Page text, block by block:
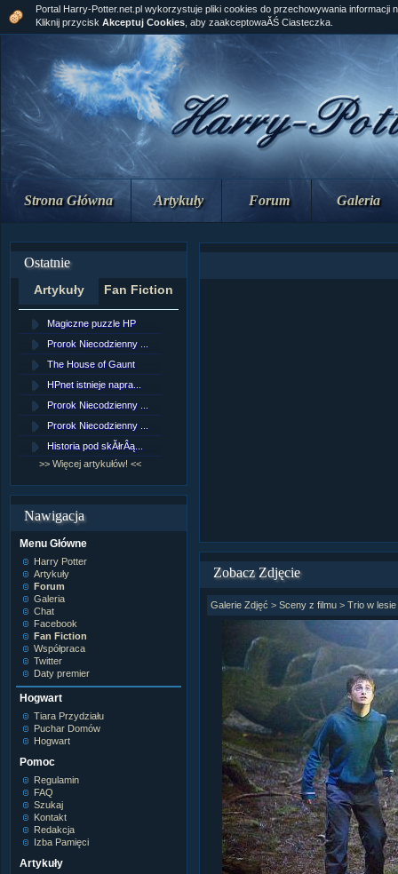
Strona Główna Artykuły Forum Galeria
Ostatnie
Artykuły Fan Fiction
Magiczne puzzle HP
Prorok Niecodzienny ...
The House of Gaunt
HPnet istnieje napra...
Prorok Niecodzienny ...
Prorok Niecodzienny ...
Historia pod skĂłrÂą...
>> Więcej artykułów! <<
Nawigacja
Menu Główne
Harry Potter
Artykuły
Forum
Galeria
Chat
Facebook
Fan Fiction
Współpraca
Twitter
Daty premier
Hogwart
Tiara Przydziału
Puchar Domów
Hogwart
Pomoc
Regulamin
FAQ
Szukaj
Kontakt
Redakcja
Izba Pamięci
Artykuły
Portal Harry-Potter.net.pl wykorzystuje pliki cookies do przechowywania informacji
Kliknij przycisk Akceptuj Cookies , aby zaakceptowaĂŚ Ciasteczka.
Zobacz Zdjęcie
Galerie Zdjęć > Sceny z filmu> Trio w lesie